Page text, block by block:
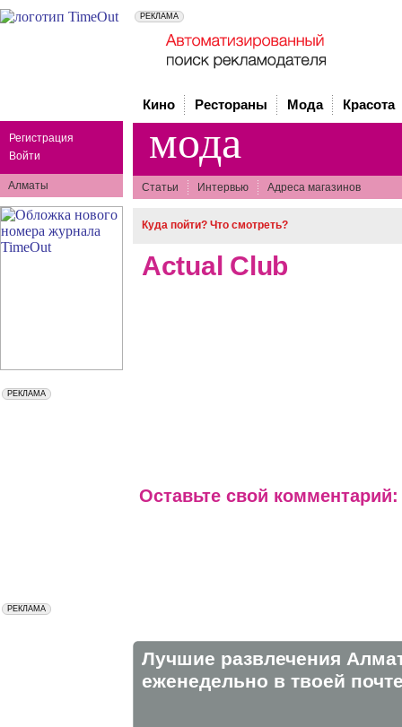
Регистрация
Войти
Алматы
Кино Рестораны Мода Красота
мода
Статьи Интервью Адреса магазинов
Куда пойти? Что смотреть?
Actuаl Club
Оставьте свой комментарий:
Лучшие развлечения
eженедельно в твоей